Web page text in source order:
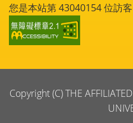
您是本站第43040154位訪客
Copyright (C) THE